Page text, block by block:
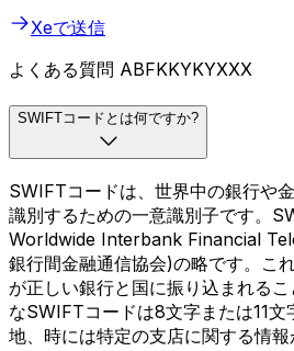
Xeで送信
よくある質問 ABFKKYKYXXX
SWIFTコードとは何ですか?
SWIFTコードは、世界中の銀行や
識別するための一意識別子です。
Worldwide Interbank Financial
銀行間金融通信協会)の略です。こ
が正しい銀行と国に振り込まれる
なSWIFTコードは8文字または11文
地、時には特定の支店に関する情報